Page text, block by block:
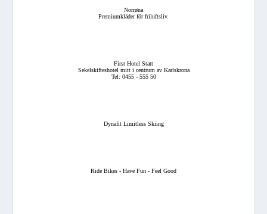
Norrøna
Premiumkläder för friluftsliv.
First Hotel Statt
Sekelskifteshotel mitt i centrum av Karlskrona
Tel: 0455 - 555 50
Dynafit Limitless Skiing
Ride Bikes - Have Fun - Feel Good